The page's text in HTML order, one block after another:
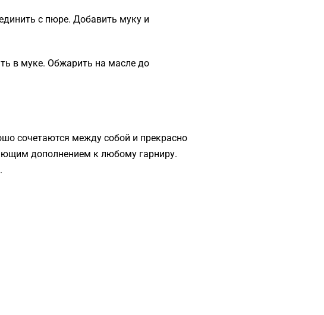
с пюре. Добавить муку и
в муке. Обжарить на масле до
сочетаются между собой и прекрасно
дополнением к любому гарниру.